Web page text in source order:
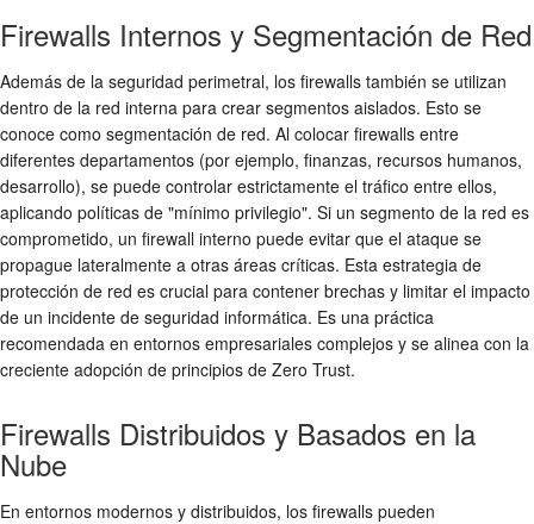
Firewalls Internos y Segmentación de Red
Además de la seguridad perimetral, los firewalls también se utilizan
dentro de la red interna para crear segmentos aislados. Esto se
conoce como segmentación de red. Al colocar firewalls entre
diferentes departamentos (por ejemplo, finanzas, recursos humanos,
desarrollo), se puede controlar estrictamente el tráfico entre ellos,
aplicando políticas de "mínimo privilegio". Si un segmento de la red es
comprometido, un firewall interno puede evitar que el ataque se
propague lateralmente a otras áreas críticas. Esta estrategia de
protección de red es crucial para contener brechas y limitar el impacto
de un incidente de seguridad informática. Es una práctica
recomendada en entornos empresariales complejos y se alinea con la
creciente adopción de principios de Zero Trust.
Firewalls Distribuidos y Basados en la
Nube
En entornos modernos y distribuidos, los firewalls pueden